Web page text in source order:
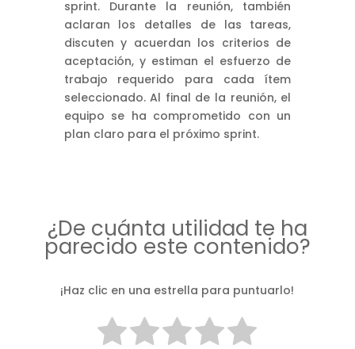
sprint. Durante la reunión, también
aclaran los detalles de las tareas,
discuten y acuerdan los criterios de
aceptación, y estiman el esfuerzo de
trabajo requerido para cada ítem
seleccionado. Al final de la reunión, el
equipo se ha comprometido con un
plan claro para el próximo sprint.
¿De cuánta utilidad te ha
parecido este contenido?
¡Haz clic en una estrella para puntuarlo!